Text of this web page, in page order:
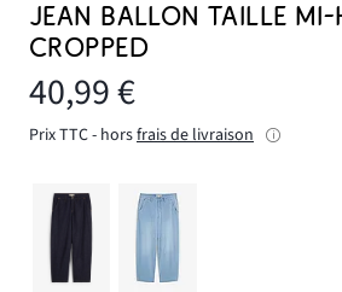
JEAN BALLON TAILLE MI-
CROPPED
40,99 €
Prix TTC - horsfrais de livraison